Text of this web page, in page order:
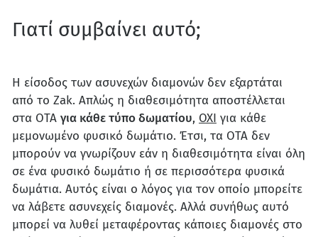
Γιατί συμβαίνει αυτό;
Η είσοδος των ασυνεχών διαμονών δεν εξαρτάται
από το Zak. Απλώς η διαθεσιμότητα αποστέλλεται
στα OTA για κάθε τύπο δωματίου, ΟΧΙ για κάθε
μεμονωμένο φυσικό δωμάτιο. Έτσι, τα OTA δεν
μπορούν να γνωρίζουν εάν η διαθεσιμότητα είναι όλη
σε ένα φυσικό δωμάτιο ή σε περισσότερα φυσικά
δωμάτια. Αυτός είναι ο λόγος για τον οποίο μπορείτε
να λάβετε ασυνεχείς διαμονές. Αλλά συνήθως αυτό
μπορεί να λυθεί μεταφέροντας κάποιες διαμονές στο